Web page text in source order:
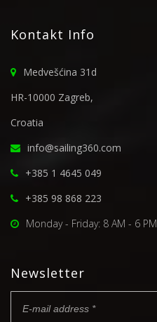
Kontakt Info
Medvešćina 31d
HR-10000 Zagreb,
Croatia
info@sailing360.com
+385 1 4645 049
+385 98 868 223
Monday - Friday: 8 AM - 6 PM
Newsletter